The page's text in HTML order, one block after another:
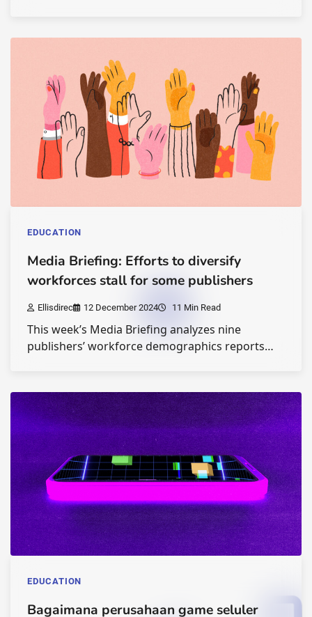
EDUCATION
Media Briefing: Efforts to diversify
workforces stall for some publishers
Ellisdirec 12 December 2024 11 Min Read
This week’s Media Briefing analyzes nine
publishers’ workforce demographics reports…
EDUCATION
Bagaimana perusahaan game seluler